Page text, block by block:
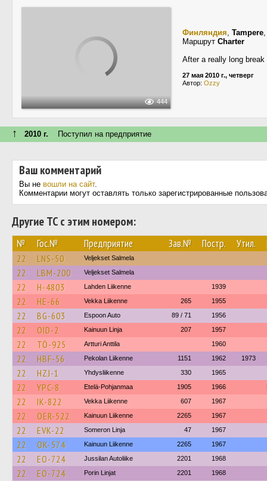
444
Финляндия, Tampere
Маршрут Charter
After a really long
27 мая 2010 г., четверг
Автор: Ozzy
↑ 2010 г. Поступил на предприятие
Ваш комментарий
Вы не вошли на сайт.
Комментарии могут оставлять только зарегистрированные
Другие ТС с этим номером:
№ Гос.№ Предприятие Зав.№ Постр. Утил.
22 LNS-50 Veljekset Salmela
22 LBM-200 Veljekset Salmela
22 H-4803 Lahden Liikenne 1939
22 HE-66 Vekka Liikenne 265 1955
22 BG-603 Espoon Auto 89 / 71 1956
22 OID-2 Kainuun Linja 207 1957
22 TÖ-925 Artturi Anttila 1960
22 HBF-56 Pekolan Liikenne 1151 1962 1973
22 HZJ-1 Yhdysliikenne 330 1965
22 YPC-8 Etelä-Pohjanmaa 1905 1966
22 IK-822 Vekka Liikenne 607 1967
22 OER-522 Kainuun Liikenne 2265 1967
22 EVK-22 Someron Linja 47 1967
22 OK-574 Kainuun Liikenne 2265 1967
22 EO-724 Jussilan Autoliike 2201 1968
22 EO-724 Porin Linjat 2201 1968